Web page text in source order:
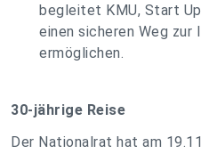
begleitet KMU, Start
einen sicheren Weg zur
ermöglichen.
30-jährige Reise
Der Nationalrat hat am